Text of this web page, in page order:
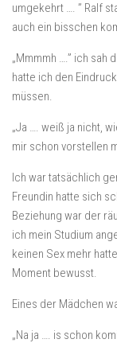
umgekehrt …. ” Ralf
auch ein bisschen
„Mmmmh ….” ich
hatte ich den
müssen.
„Ja …. weiß ja nicht,
mir schon vorstellen
Ich war tatsächlich
Freundin hatte sich
Beziehung war der
ich mein Studium
keinen Sex mehr
Moment bewusst.
Eines der Mädchen
„Na ja …. is schon